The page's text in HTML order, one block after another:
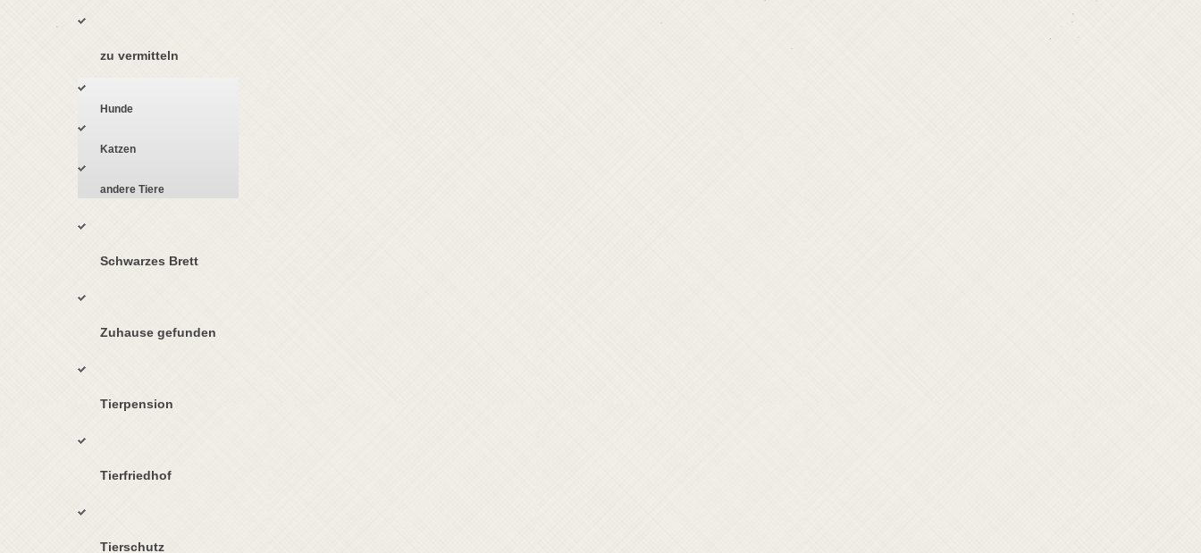
zu vermitteln
Hunde
Katzen
andere Tiere
Schwarzes Brett
Zuhause gefunden
Tierpension
Tierfriedhof
Tierschutz